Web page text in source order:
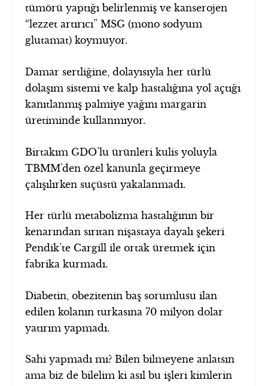
tümörü yaptığı belirlenmiş ve kanserojen
“lezzet artırıcı” MSG (mono sodyum
glutamat) koymuyor.
Damar sertliğine, dolayısıyla her türlü
dolaşım sistemi ve kalp hastalığına yol açtığı
kanıtlanmış palmiye yağını margarin
üretiminde kullanmıyor.
Birtakım GDO’lu ürünleri kulis yoluyla
TBMM’den özel kanunla geçirmeye
çalışılırken suçüstü yakalanmadı.
Her türlü metabolizma hastalığının bir
kenarından sırıtan nişastaya dayalı şekeri
Pendik’te Cargill ile ortak üretmek için
fabrika kurmadı.
Diabetin, obezitenin baş sorumlusu ilan
edilen kolanın turkasına 70 milyon dolar
yatırım yapmadı.
Sahi yapmadı mı? Bilen bilmeyene anlatsın
ama biz de bilelim ki asıl bu işleri kimlerin